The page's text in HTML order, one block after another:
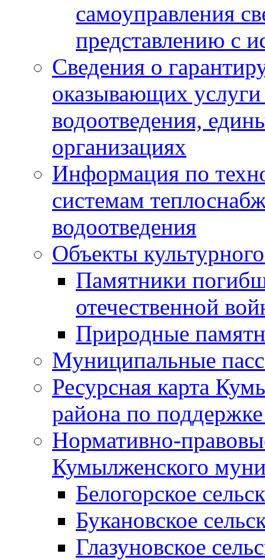
самоуправления
представлению с
Сведения о
оказывающих
водоотведения,
организациях
Информация по
системам
водоотведения
Объекты
Памятники
отечественной
Природные
Муниципальные
Ресурсная карта
района по
Нормативно-
Кумылженского
Белогорское
Букановское
Глазуновское